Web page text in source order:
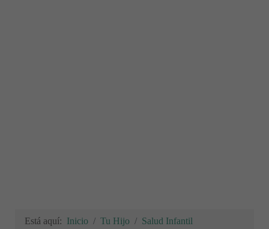
Está aquí: Inicio Tu Hijo
Salud Infantil